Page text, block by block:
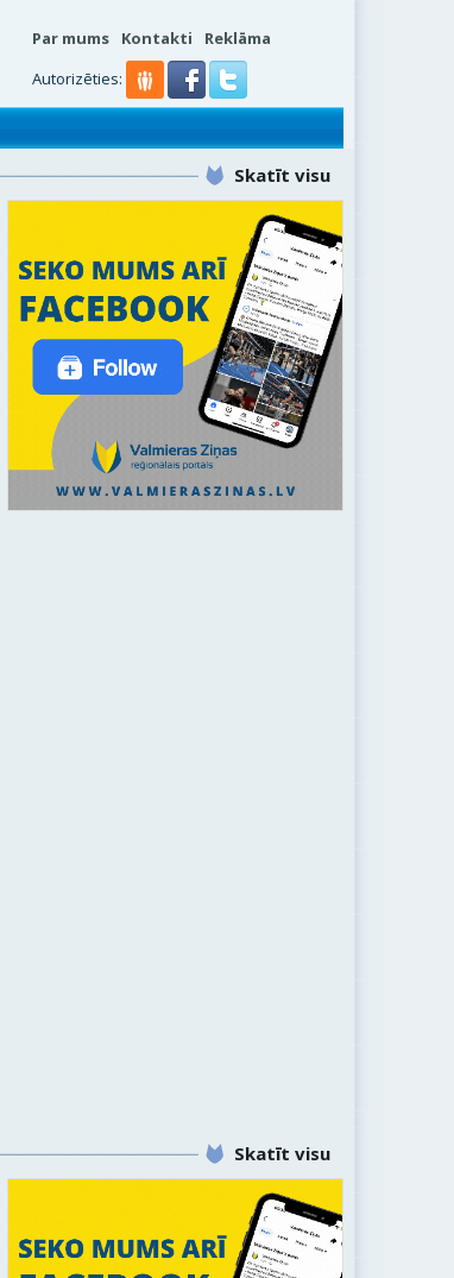
Par mums Kontakti
Reklāma
Autorizēties:
Skatīt visu
Skatīt visu